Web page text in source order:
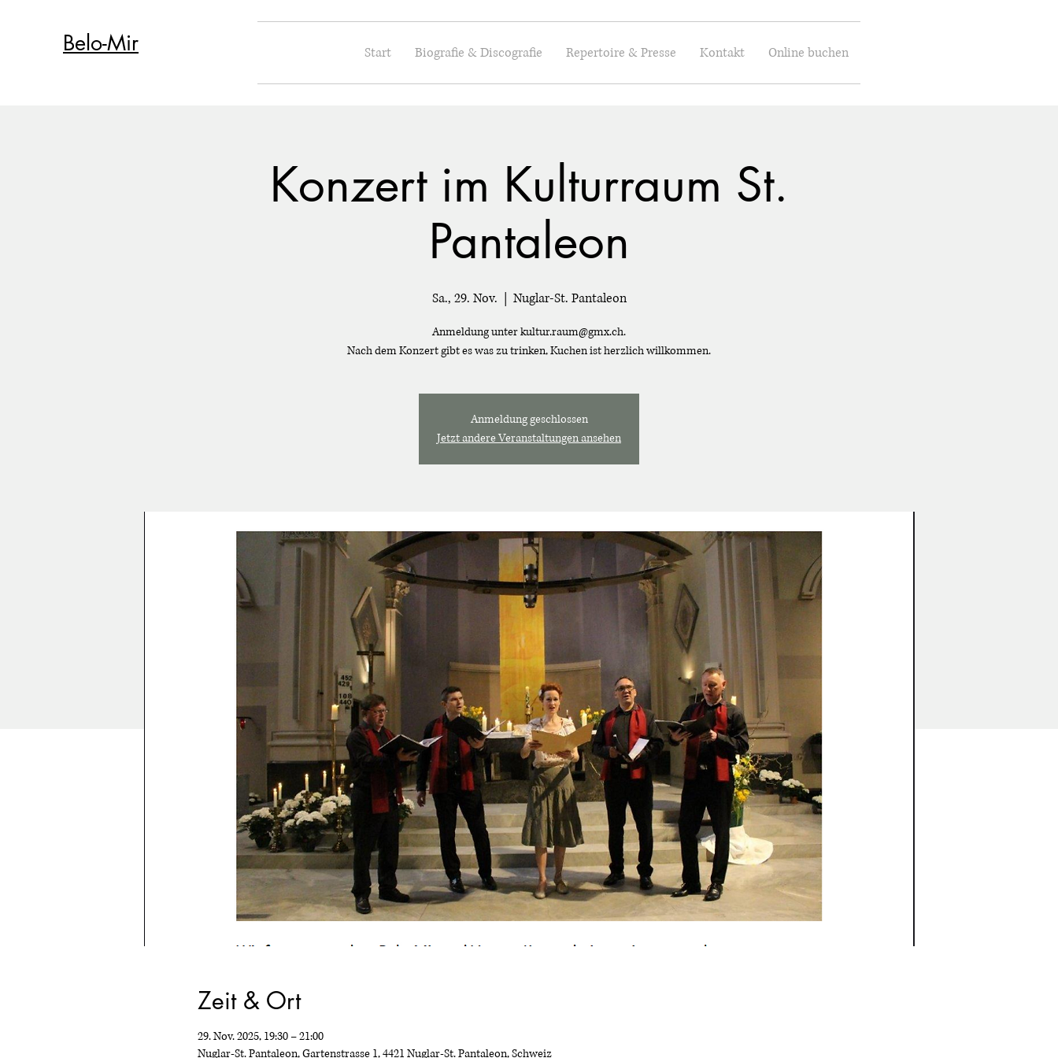
Belo-Mir Start Biografie & Discografie Repertoire & Presse Kontakt Online buchen
Konzert im Kulturraum St.
Pantaleon
Sa., 29. Nov. Nuglar-St. Pantaleon
Anmeldung unter kultur.raum@gmx.ch.
Nach dem Konzert gibt es was zu trinken, Kuchen ist herzlich willkommen.
Anmeldung geschlossen
Jetzt andere Veranstaltungen ansehen
Zeit & Ort
29. Nov. 2025, 19:30 – 21:00
Nuglar-St. Pantaleon, Gartenstrasse 1, 4421 Nuglar-St. Pantaleon, Schweiz